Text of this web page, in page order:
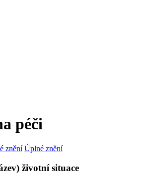
péči
znění Úplné znění
životní situace